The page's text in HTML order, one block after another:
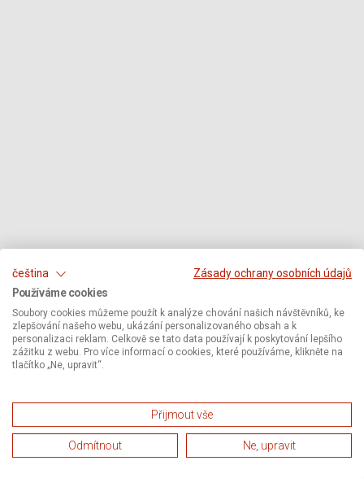
čeština
Zásady ochrany osobních údajů
Používáme cookies
Soubory cookies můžeme použít k analýze chování našich návštěvníků, ke
zlepšování našeho webu, ukázání personalizovaného obsah a k
personalizaci reklam. Celkově se tato data používají k poskytování lepšího
zážitku z webu. Pro více informací o cookies, které používáme, klikněte na
tlačítko „Ne, upravit“.
Přijmout vše
Odmítnout Ne, upravit